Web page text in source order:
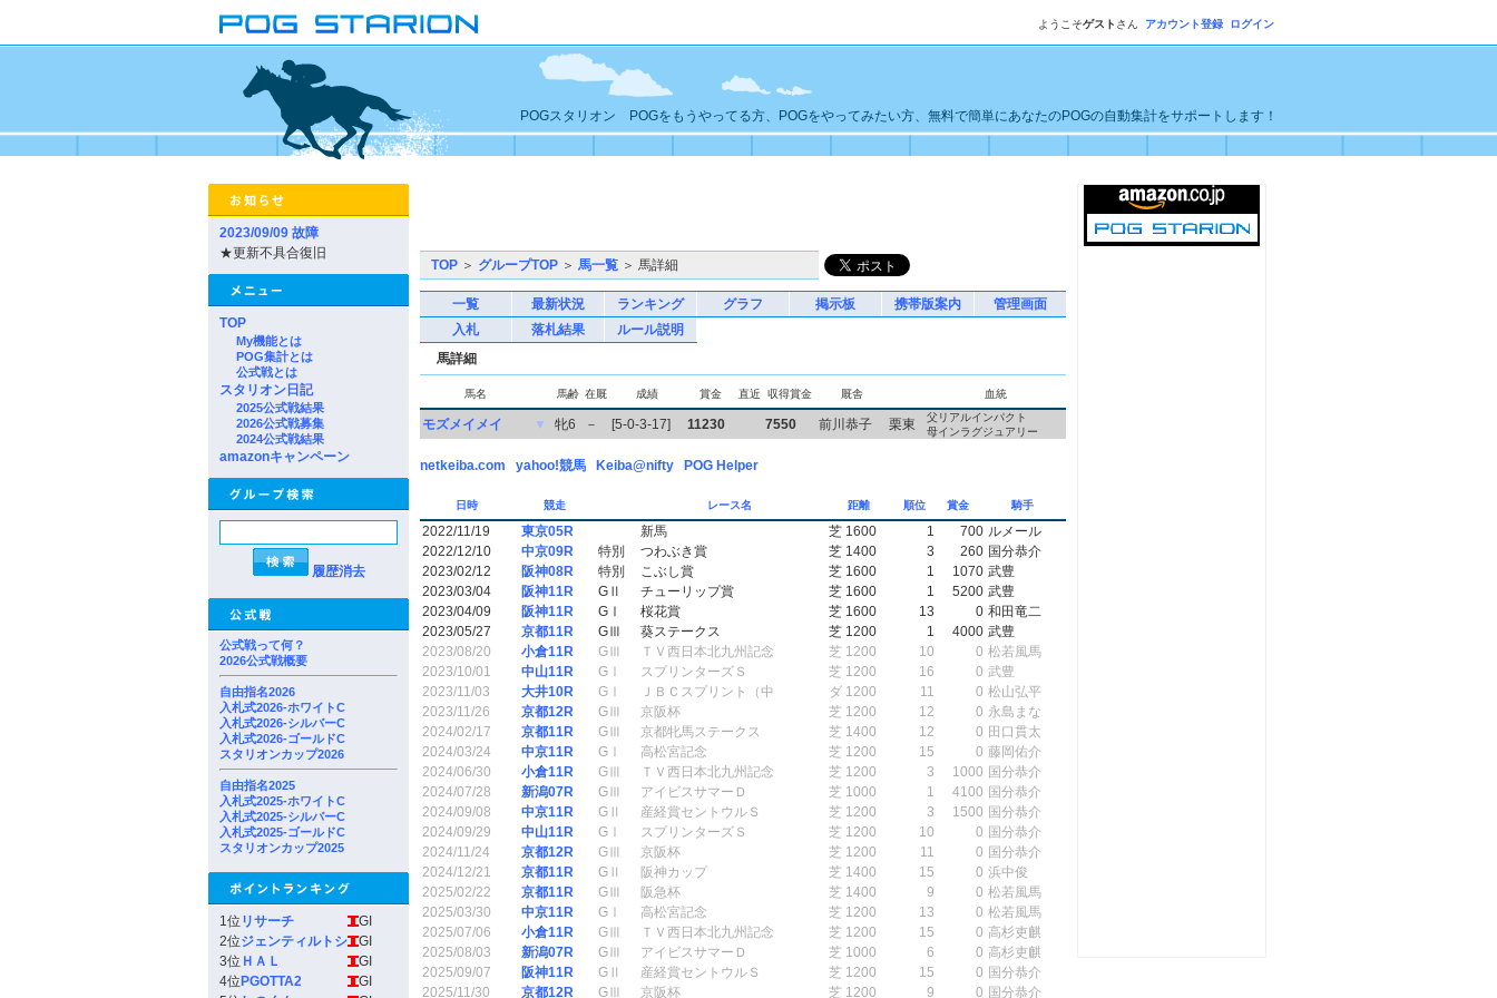
ようこそゲスト さん アカウント登録 ログイン
POGスタリオン POGをもうやってる方、POGをやってみたい方、無料で簡単にあなたのPOGの自動集計をサポートします！
2023/09/09 故障
★更新不具合復旧
TOP
My機能とは
POG集計とは
公式戦とは
スタリオン日記
2025公式戦結果
2026公式戦募集
2024公式戦結果
amazonキャンペーン
履歴消去
公式戦って何？
2026公式戦概要
自由指名2026
入札式2026-ホワイトC
入札式2026-シルバーC
入札式2026-ゴールドC
スタリオンカップ2026
自由指名2025
入札式2025-ホワイトC
入札式2025-シルバーC
入札式2025-ゴールドC
スタリオンカップ2025
1位 リサーチ
GI
2位ジェンティルトシ
GI
3位 ＨＡＬ
GI
4位 PGOTTA2
GI
TOP ＞ グループTOP ＞ 馬一覧 ＞ 馬詳細
一覧 最新状況 ランキング グラフ 掲示板 携帯版案内
管理画面
入札
落札結果
ルール説明
馬詳細
馬名 馬齢 在厩 成績 賞金 直近 収得賞金 厩舎 血統
モズメイメイ ▼ 牝6 － [5-0-3-17] 11230 7550 前川恭子 栗東
父リアルインパクト
母インラグジュアリー
netkeiba.com yahoo!競馬 Keiba@nifty POG Helper
日時 競走 レース名 距離 順位 賞金 騎手
2022/11/19 東京05R 新馬 芝 1600 1 700 ルメール
2022/12/10
中京09R 特別 つわぶき賞 芝 1400 3 260 国分恭介
2023/02/12
阪神08R 特別 こぶし賞 芝 1600 1 1070 武豊
2023/03/04
阪神11R GⅡ チューリップ賞 芝 1600 1 5200 武豊
2023/04/09
阪神11R GⅠ 桜花賞 芝 1600 13 0 和田竜二
2023/05/27
京都11R GⅢ 葵ステークス 芝 1200 1 4000 武豊
2023/08/20
小倉11R GⅢ ＴＶ西日本北九州記念 芝 1200 10 0 松若風馬
2023/10/01
中山11R GⅠ スプリンターズＳ 芝 1200 16 0 武豊
2023/11/03
大井10R GⅠ ＪＢＣスプリント（中 ダ 1200 11 0 松山弘平
2023/11/26
京都12R GⅢ 京阪杯 芝 1200 12 0 永島まな
2024/02/17
京都11R GⅢ 京都牝馬ステークス 芝 1400 12 0 田口貫太
2024/03/24
中京11R GⅠ 高松宮記念 芝 1200 15 0 藤岡佑介
2024/06/30
小倉11R GⅢ ＴＶ西日本北九州記念 芝 1200 3 1000 国分恭介
2024/07/28
新潟07R GⅢ アイビスサマーＤ 芝 1000 1 4100 国分恭介
2024/09/08
中京11R GⅡ 産経賞セントウルＳ 芝 1200 3 1500 国分恭介
2024/09/29
中山11R GⅠ スプリンターズＳ 芝 1200 10 0 国分恭介
2024/11/24
京都12R GⅢ 京阪杯 芝 1200 11 0 国分恭介
2024/12/21
京都11R GⅡ 阪神カップ 芝 1400 15 0 浜中俊
2025/02/22
京都11R GⅢ 阪急杯 芝 1400 9 0 松若風馬
2025/03/30
中京11R GⅠ 高松宮記念 芝 1200 13 0 松若風馬
2025/07/06
小倉11R GⅢ ＴＶ西日本北九州記念 芝 1200 15 0 高杉吏麒
2025/08/03
新潟07R GⅢ アイビスサマーＤ 芝 1000 6 0 高杉吏麒
2025/09/07
阪神11R GⅡ 産経賞セントウルＳ 芝 1200 15 0 国分恭介
2025/11/30
京都12R GⅢ 京阪杯 芝 1200 9 0 国分恭介